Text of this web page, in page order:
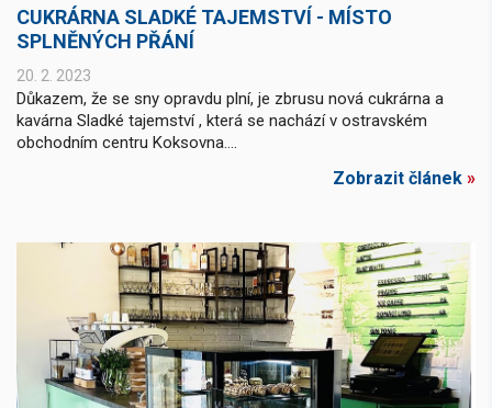
CUKRÁRNA SLADKÉ TAJEMSTVÍ - MÍSTO
SPLNĚNÝCH PŘÁNÍ
20. 2. 2023
Důkazem, že se sny opravdu plní, je zbrusu nová cukrárna a
kavárna Sladké tajemství , která se nachází v ostravském
obchodním centru Koksovna....
Zobrazit článek »